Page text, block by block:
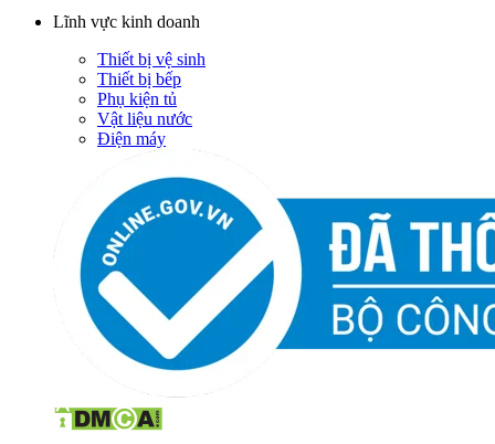
Lĩnh vực kinh doanh
Thiết bị vệ sinh
Thiết bị bếp
Phụ kiện tủ
Vật liệu nước
Điện máy